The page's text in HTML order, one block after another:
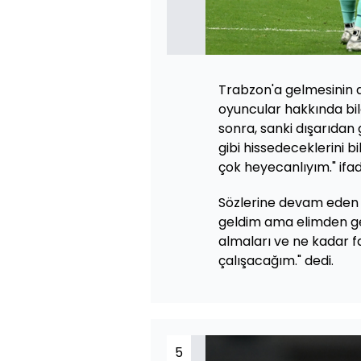
Trabzon'a gelmesinin
oyuncular hakkında
sonra, sanki
gibi hissedeceklerini
çok heyecanlıyım."
Sözlerine devam
geldim ama elimden
almaları ve ne kadar
çalışacağım." dedi.
5